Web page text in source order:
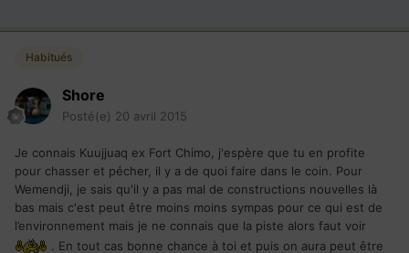
Habitués
Shore
Posté(e) 20 avril 2015
Je connais Kuujjuaq ex Fort Chimo, j'espère que tu en profite
pour chasser et pécher, il y a de quoi faire dans le coin. Pour
Wemendji, je sais qu'il y a pas mal de constructions nouvelles là
bas mais c'est peut être moins moins sympas pour ce qui est de
l’environnement mais je ne connais que la piste alors faut voir
. En tout cas bonne chance à toi et puis on aura peut être